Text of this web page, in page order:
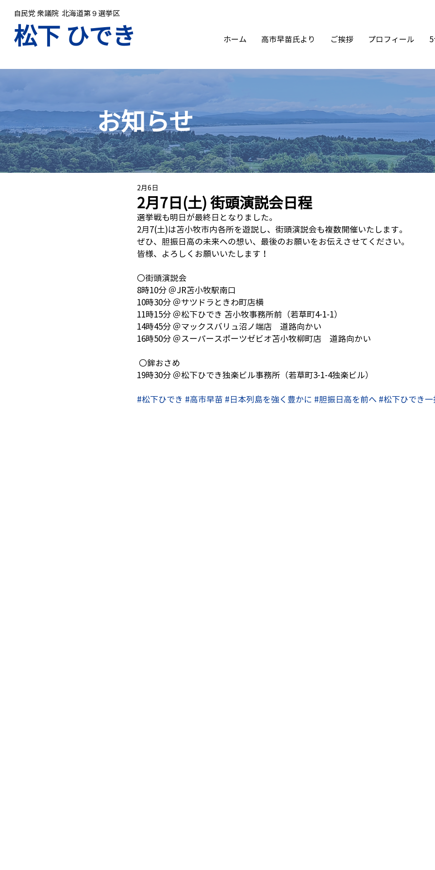
​松下 ひでき
自民党 衆議院 北海道第９選挙区
ホーム 高市早苗氏より ご挨拶 プロフィール
お知らせ
2月7日(土) 街頭演説会日程
2月6日
選挙戦も明日が最終日となりました。
2月7(土)は苫小牧市内各所を遊説し、街頭演説会も複数開催いたします。
ぜひ、胆振日高の未来への想い、最後のお願いをお伝えさせてください。
皆様、よろしくお願いいたします！
〇街頭演説会
8時10分 ＠JR苫小牧駅南口
10時30分 ＠サツドラときわ町店横
11時15分 ＠松下ひでき 苫小牧事務所前（若草町4-1-1）
14時45分 ＠マックスバリュ沼ノ端店　道路向かい
16時50分 ＠スーパースポーツゼビオ苫小牧柳町店　道路向かい
〇鉾おさめ
19時30分 ＠松下ひでき独楽ビル事務所（若草町3-1-4独楽ビル）
#松下ひでき #高市早苗 #日本列島を強く豊かに #胆振日高を前へ #松下ひでき一